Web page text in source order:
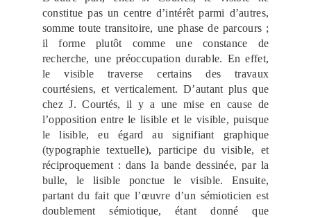
constitue pas un centre d’intérêt parmi d’autres,
somme toute transitoire, une phase de parcours ;
il forme plutôt comme une constance de
recherche, une préoccupation durable. En effet,
le visible traverse certains des travaux
courtésiens, et verticalement. D’autant plus que
chez J. Courtés, il y a une mise en cause de
l’opposition entre le lisible et le visible, puisque
le lisible, eu égard au signifiant graphique
(typographie textuelle), participe du visible, et
réciproquement : dans la bande dessinée, par la
bulle, le lisible ponctue le visible. Ensuite,
partant du fait que l’œuvre d’un sémioticien est
doublement sémiotique, étant donné que